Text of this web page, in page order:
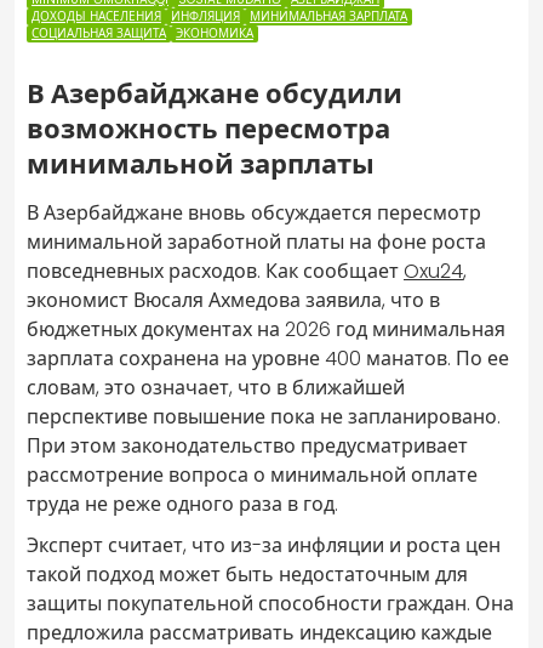
ДОХОДЫ НАСЕЛЕНИЯ ИНФЛЯЦИЯ МИНИМАЛЬНАЯ ЗАРПЛАТА
СОЦИАЛЬНАЯ ЗАЩИТА ЭКОНОМИКА
В Азербайджане обсудили
возможность пересмотра
минимальной зарплаты
В Азербайджане вновь обсуждается пересмотр
минимальной заработной платы на фоне роста
повседневных расходов. Как сообщаетOxu24,
экономист Вюсаля Ахмедова заявила, что в
бюджетных документах на 2026 год минимальная
зарплата сохранена на уровне 400 манатов. По ее
словам, это означает, что в ближайшей
перспективе повышение пока не запланировано.
При этом законодательство предусматривает
рассмотрение вопроса о минимальной оплате
труда не реже одного раза в год.
Эксперт считает, что из-за инфляции и роста цен
такой подход может быть недостаточным для
защиты покупательной способности граждан. Она
предложила рассматривать индексацию каждые